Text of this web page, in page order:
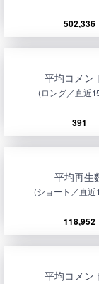
502,336
平均コメン
(ロング／直近
391
平均再生
(ショート／直近
118,952
平均コメン